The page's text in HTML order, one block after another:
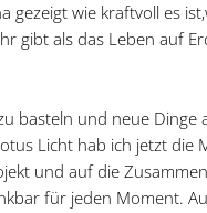
gezeigt wie kraftvoll es
gibt als das Leben auf
basteln und neue
Licht hab ich jetzt die
und auf die
für jeden Moment.